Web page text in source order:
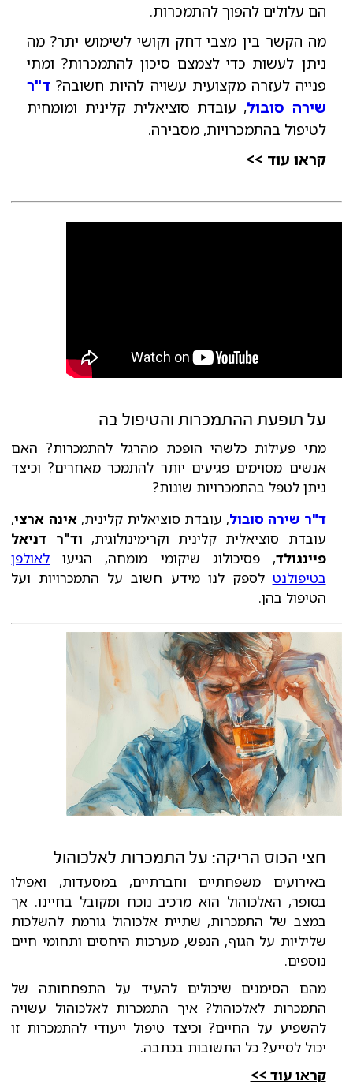
הם עלולים להפוך להתמכרות.
מה הקשר בין מצבי דחק וקושי לשימוש יתר? מה
ניתן לעשות כדי לצמצם סיכון להתמכרות? ומתי
פנייה לעזרה מקצועית עשויה להיות חשובה? ד"ר
שירה סובול, עובדת סוציאלית קלינית ומומחית
לטיפול בהתמכרויות, מסבירה.
קראו עוד >>
על תופעת ההתמכרות והטיפול בה
מתי פעילות כלשהי הופכת מהרגל להתמכרות? האם
אנשים מסוימים פגיעים יותר להתמכר מאחרים? וכיצד
ניתן לטפל בהתמכרויות שונות?
ד"ר שירה סובול, עובדת סוציאלית קלינית,אינה ארצי,
עובדת סוציאלית קלינית וקרימינולוגית, וד"ר דניאל
פיינגולד, פסיכולוג שיקומי מומחה, הגיעו לאולפן
בטיפולנט לספק לנו מידע חשוב על התמכרויות ועל
הטיפול בהן.
חצי הכוס הריקה: על התמכרות לאלכוהול
באירועים משפחתיים וחברתיים, במסעדות, ואפילו
בסופר, האלכוהול הוא מרכיב נוכח ומקובל בחיינו. אך
במצב של התמכרות, שתיית אלכוהול גורמת להשלכות
שליליות על הגוף, הנפש, מערכות היחסים ותחומי חיים
נוספים.
מהם הסימנים שיכולים להעיד על התפתחותה של
התמכרות לאלכוהול? איך התמכרות לאלכוהול עשויה
להשפיע על החיים? וכיצד טיפול ייעודי להתמכרות זו
יכול לסייע? כל התשובות בכתבה.
קראו עוד >>